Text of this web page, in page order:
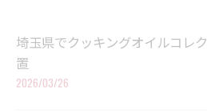
埼玉県でクッキングオイルコレ
置
2026/03/26